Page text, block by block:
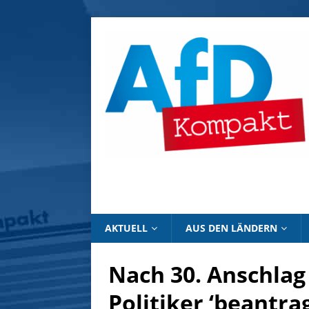
AKTUELL AUS DEN LÄNDERN
Nach 30.
Politiker